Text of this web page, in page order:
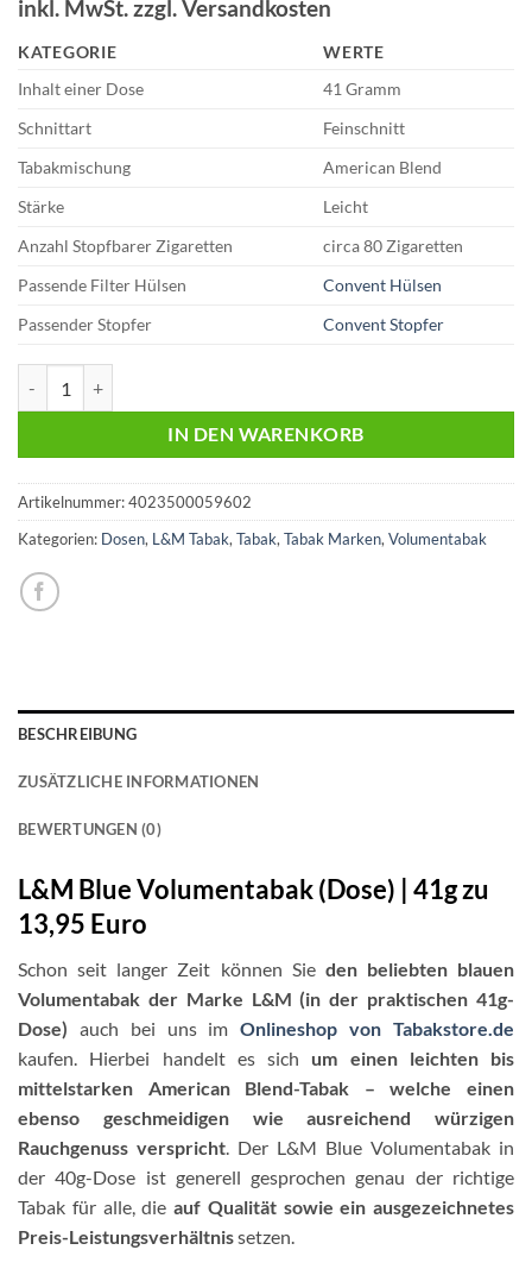
inkl. MwSt. zzgl. Versandkosten
KATEGORIE
WERTE
Inhalt einer Dose
41 Gramm
Schnittart
Feinschnitt
Tabakmischung
American Blend
Stärke
Leicht
Anzahl Stopfbarer Zigaretten
circa 80 Zigaretten
Passende Filter Hülsen
Convent Hülsen
Passender Stopfer
Convent Stopfer
IN DEN WARENKORB
Artikelnummer:4023500059602
Kategorien: Dosen, L&M Tabak, Tabak, Tabak Marken, Volumentabak
BESCHREIBUNG
ZUSÄTZLICHE INFORMATIONEN
BEWERTUNGEN (0)
L&M Blue Volumentabak (Dose) | 41g zu
13,95 Euro
Schon seit langer Zeit können Sieden beliebten blauen
Volumentabak der Marke L&M (in der praktischen 41g-
Dose) auch bei uns imOnlineshop von Tabakstore.de
kaufen. Hierbei handelt es sich um einen leichten bis
mittelstarken American Blend-Tabak – welche einen
ebenso geschmeidigen wie ausreichend würzigen
Rauchgenuss verspricht. Der L&M Blue Volumentabak in
der 40g-Dose ist generell gesprochen genau der richtige
Tabak für alle, die auf Qualität sowie ein ausgezeichnetes
Preis-Leistungsverhältnissetzen.